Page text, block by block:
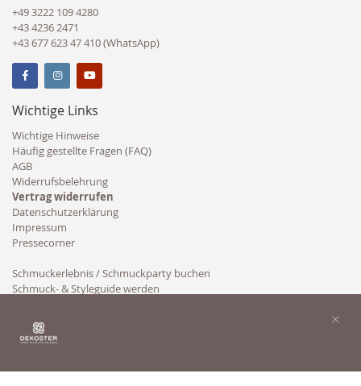
+49 3222 109 4280
+43 4236 2471
+43 677 623 47 410 (WhatsApp)
Wichtige Links
Wichtige Hinweise
Häufig gestellte Fragen (FAQ)
AGB
Widerrufsbelehrung
Vertrag widerrufen
Datenschutzerklärung
Impressum
Pressecorner
Schmuckerlebnis / Schmuckparty buchen
Schmuck- & Styleguide werden
×